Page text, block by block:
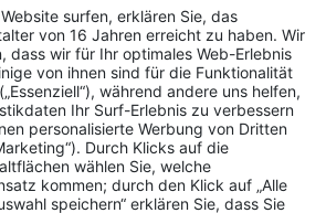
Impressum
Datenschutz
AGB
Cookie-Einstellungen
Service
Über uns